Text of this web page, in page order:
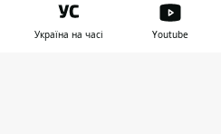
Україна на часі Youtube